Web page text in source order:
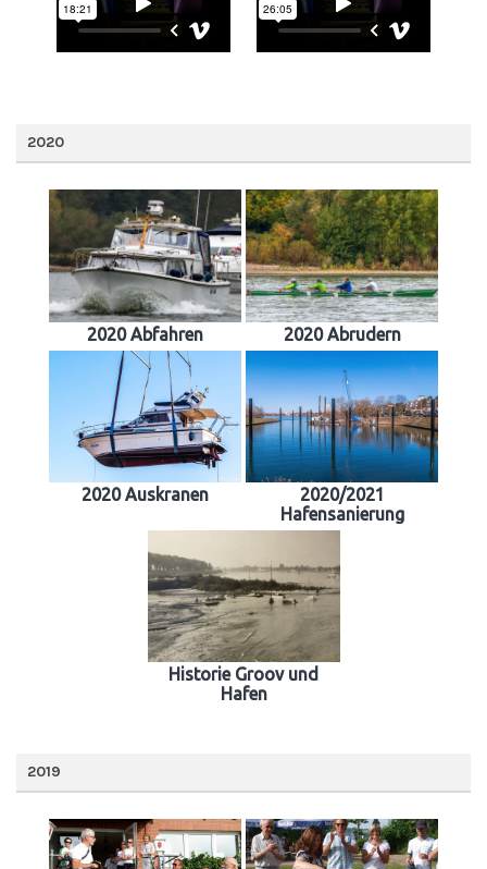
2020
2020 Abfahren 2020 Abrudern
2020 Auskranen
2020/2021
Hafensanierung
Historie Groov und
Hafen
2019